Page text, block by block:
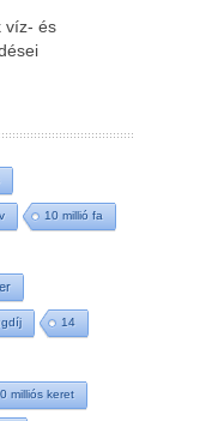
víz- és
10 millió fa
14
milliós keret